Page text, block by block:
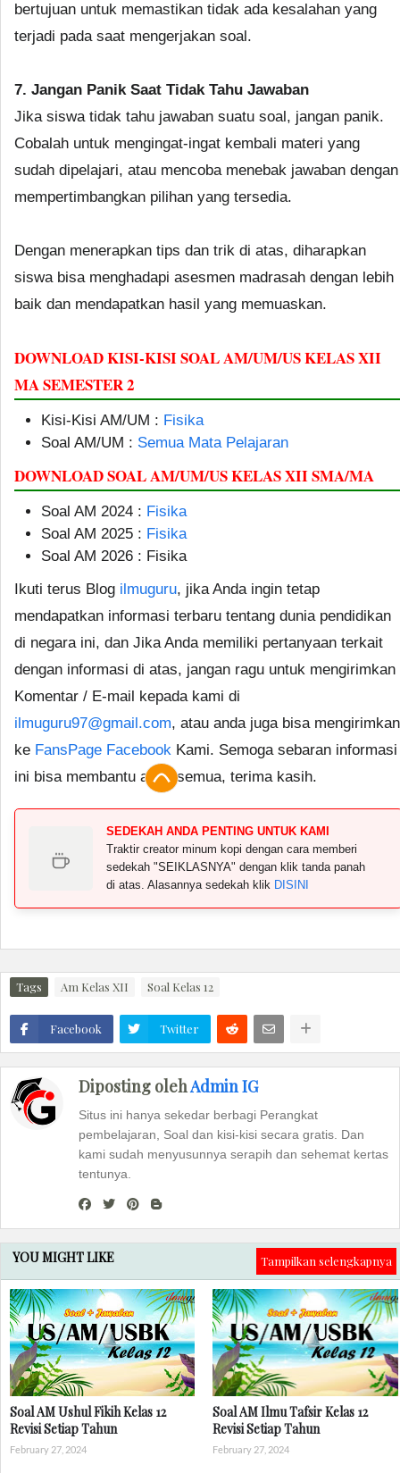
bertujuan untuk memastikan tidak ada kesalahan yang
terjadi pada saat mengerjakan soal.
7. Jangan Panik Saat Tidak Tahu Jawaban
Jika siswa tidak tahu jawaban suatu soal, jangan panik.
Cobalah untuk mengingat-ingat kembali materi yang
sudah dipelajari, atau mencoba menebak jawaban dengan
mempertimbangkan pilihan yang tersedia.
Dengan menerapkan tips dan trik di atas, diharapkan
siswa bisa menghadapi asesmen madrasah dengan lebih
baik dan mendapatkan hasil yang memuaskan.
DOWNLOAD KISI-KISI SOAL AM/UM/US KELAS XII
MA SEMESTER 2
Kisi-Kisi AM/UM : Fisika
Soal AM/UM : Semua Mata Pelajaran
DOWNLOAD SOAL AM/UM/US KELAS XII SMA/MA
Soal AM 2024 : Fisika
Soal AM 2025 : Fisika
Soal AM 2026 : Fisika
Ikuti terus Blog ilmuguru, jika Anda ingin tetap
mendapatkan informasi terbaru tentang dunia pendidikan
di negara ini, dan Jika Anda memiliki pertanyaan terkait
dengan informasi di atas, jangan ragu untuk mengirimkan
Komentar / E-mail kepada kami di
ilmuguru97@gmail.com, atau anda juga bisa mengirimkan
ke FansPage Facebook Kami. Semoga sebaran informasi
ini bisa membantu anda semua, terima kasih.
SEDEKAH ANDA PENTING UNTUK KAMI
Traktir creator minum kopi dengan cara memberi
sedekah "SEIKLASNYA" dengan klik tanda panah
di atas. Alasannya sedekah klik DISINI
Tags Am Kelas XII Soal Kelas 12
Facebook Twitter
Diposting olehAdmin IG
Situs ini hanya sekedar berbagi Perangkat
pembelajaran, Soal dan kisi-kisi secara gratis. Dan
kami sudah menyusunnya serapih dan sehemat kertas
tentunya.
YOU MIGHT LIKE Tampilkan selengkapnya
Soal AM Ushul Fikih Kelas 12
Revisi Setiap Tahun
February 27, 2024
Soal AM Ilmu Tafsir Kelas 12
Revisi Setiap Tahun
February 27, 2024